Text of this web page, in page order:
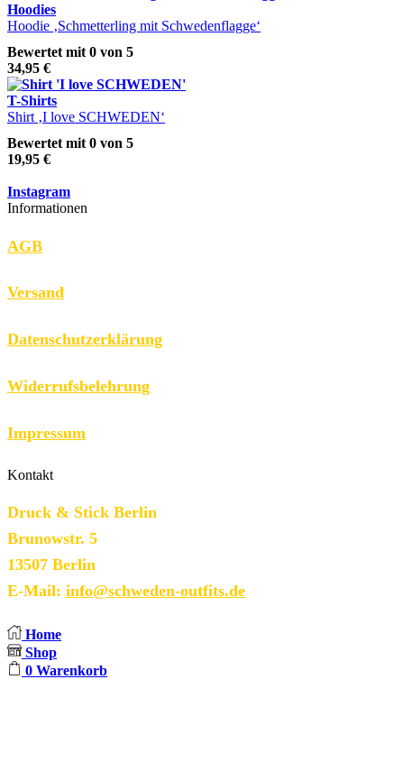
Hoodies
Hoodie ‚Schmetterling mit Schwedenflagge‘
Bewertet mit 0 von 5
34,95 €
T-Shirts
Shirt ‚I love SCHWEDEN‘
Bewertet mit 0 von 5
19,95 €
Instagram
Informationen
AGB
Versand
Datenschutzerklärung
Widerrufsbelehrung
Impressum
Kontakt
Druck & Stick Berlin
Brunowstr. 5
13507 Berlin
E-Mail: info@schweden-outfits.de
Home
Shop
0 Warenkorb